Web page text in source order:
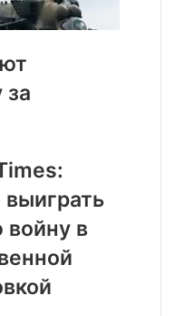
за
в